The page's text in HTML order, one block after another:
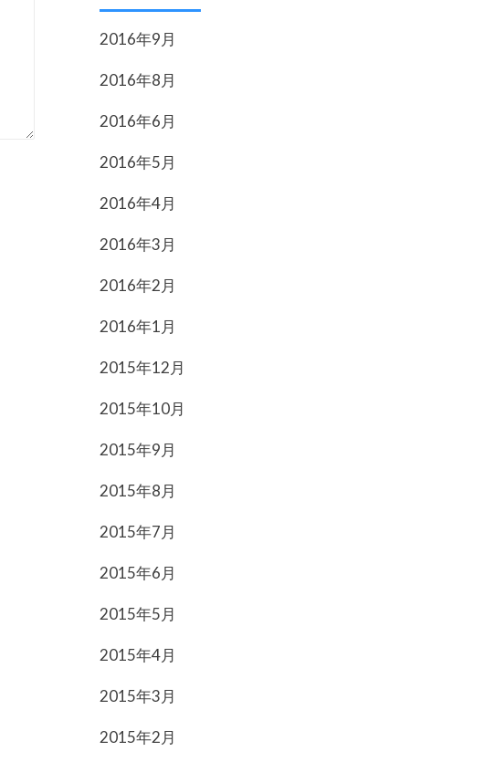
2016年9月
2016年8月
2016年6月
2016年5月
2016年4月
2016年3月
2016年2月
2016年1月
2015年12月
2015年10月
2015年9月
2015年8月
2015年7月
2015年6月
2015年5月
2015年4月
2015年3月
2015年2月